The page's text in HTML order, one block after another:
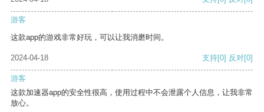
游客
这款app的游戏非常好玩，可以让我消磨时间。
2024-04-18 支持[0] 反对[0]
游客
这款加速器app的安全性很高，使用过程中不会泄露个人信息，让我非常
放心。